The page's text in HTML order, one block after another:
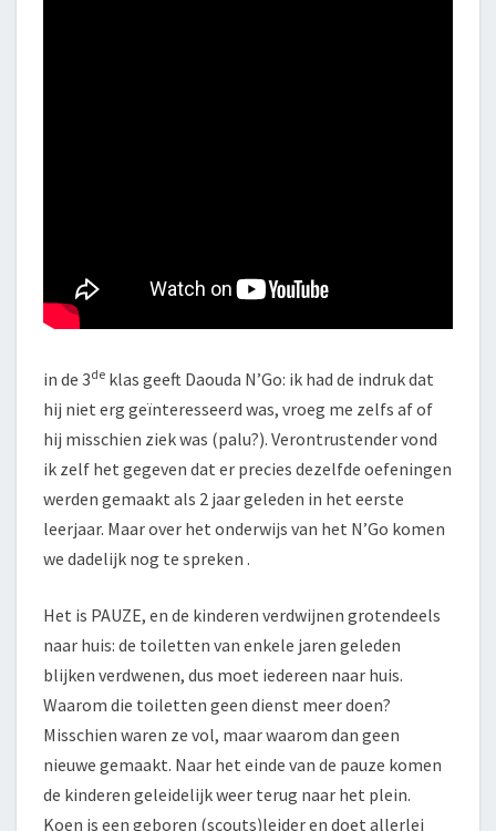
in de 3de klas geeft Daouda N’Go: ik had de indruk dat
hij niet erg geïnteresseerd was, vroeg me zelfs af of
hij misschien ziek was (palu?). Verontrustender vond
ik zelf het gegeven dat er precies dezelfde oefeningen
werden gemaakt als 2 jaar geleden in het eerste
leerjaar. Maar over het onderwijs van het N’Go komen
we dadelijk nog te spreken .
Het is PAUZE, en de kinderen verdwijnen grotendeels
naar huis: de toiletten van enkele jaren geleden
blijken verdwenen, dus moet iedereen naar huis.
Waarom die toiletten geen dienst meer doen?
Misschien waren ze vol, maar waarom dan geen
nieuwe gemaakt. Naar het einde van de pauze komen
de kinderen geleidelijk weer terug naar het plein.
Koen is een geboren (scouts)leider en doet allerlei